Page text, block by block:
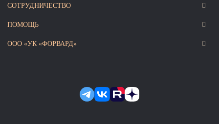
СОТРУДНИЧЕСТВО
ПОМОЩЬ
ООО «УК «ФОРВАРД»